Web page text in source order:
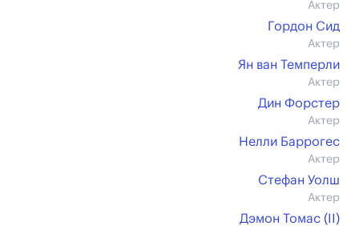
Актер
Гордон Сид
Актер
Ян ван Темперли
Актер
Дин Форстер
Актер
Нелли Баррогес
Актер
Стефан Уолш
Актер
Дэмон Томас (II)